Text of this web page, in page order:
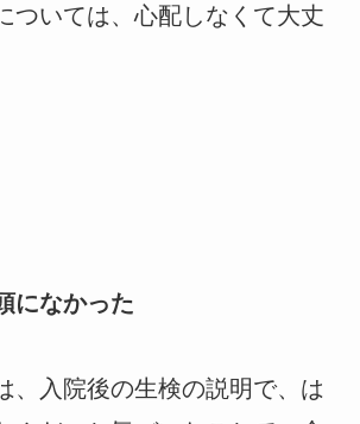
ついては、心配しなくて大丈
になかった
、入院後の生検の説明で、は